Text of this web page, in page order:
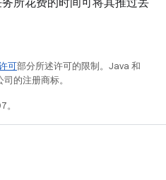
所花费的时间可将其推过丢
可部分所述许可的限制。Java 和
的注册商标。